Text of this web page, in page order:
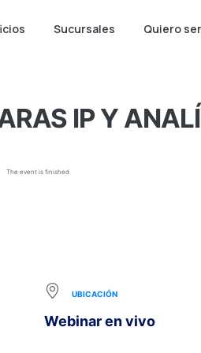
Sucursales Quiero
IP Y
The event is finished.
UBICACIÓN
Webinar en vivo